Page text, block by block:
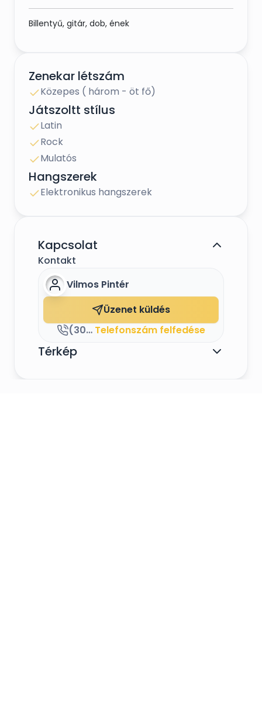
Billentyű, gitár, dob, ének
Zenekar létszám
Közepes ( három - öt fő)
Játszoltt stílus
Latin
Rock
Mulatós
Hangszerek
Elektronikus hangszerek
Kapcsolat
Kontakt
Vilmos Pintér
Üzenet küldés
(30) 433 5099 Telefonszám felfedése
Térkép